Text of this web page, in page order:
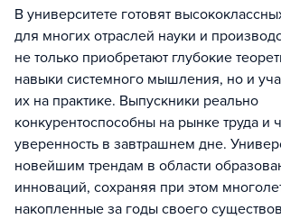
В университете готовят
для многих отраслей науки и
не только приобретают глубокие
навыки системного мышления, но и
их на практике. Выпускники реально
конкурентоспособны на рынке труда и
уверенность в завтрашнем дне.
новейшим трендам в области
инноваций, сохраняя при этом
накопленные за годы своего